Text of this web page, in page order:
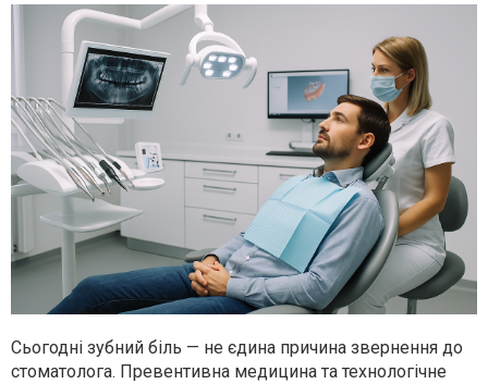
Сьогодні зубний біль — не єдина причина звернення до
стоматолога. Превентивна медицина та технологічне